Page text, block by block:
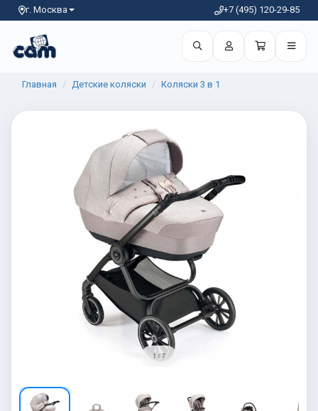
г. Москва +7 (495) 120-29-85
Главная Детские коляски Коляски 3 в 1
1 / 7